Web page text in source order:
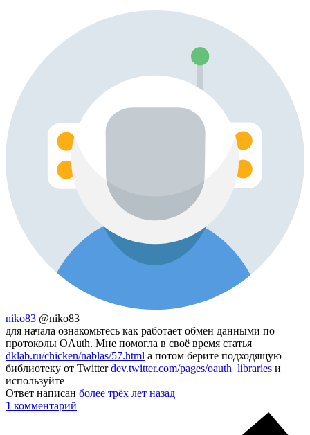
niko83 @niko83
для начала ознакомьтесь как работает обмен данными по
протоколы OAuth. Мне помогла в своё время статья
dklab.ru/chicken/nablas/57.html а потом берите подходящую
библиотеку от Twitterdev.twitter.com/pages/oauth_libraries и
используйте
Ответ написан более трёх лет назад
1 комментарий